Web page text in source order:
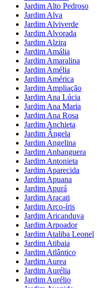
Jardim Alto Pedroso
Jardim Alva
Jardim Alviverde
Jardim Alvorada
Jardim Alzira
Jardim Amália
Jardim Amaralina
Jardim Amélia
Jardim América
Jardim Ampliação
Jardim Ana Lúcia
Jardim Ana Maria
Jardim Ana Rosa
Jardim Anchieta
Jardim Ângela
Jardim Angelina
Jardim Anhanguera
Jardim Antonieta
Jardim Aparecida
Jardim Apuana
Jardim Apurá
Jardim Aracati
Jardim Arco-íris
Jardim Aricanduva
Jardim Arpoador
Jardim Ataliba Leonel
Jardim Atibaia
Jardim Atlântico
Jardim Aurea
Jardim Aurélia
Jardim Aurélio